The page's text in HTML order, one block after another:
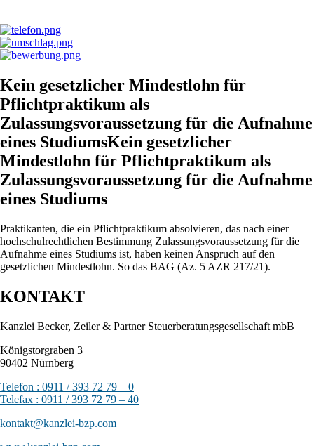
Kein gesetzlicher Mindestlohn für
Pflichtpraktikum als
Zulassungsvoraussetzung für die Aufnahme
eines StudiumsKein gesetzlicher
Mindestlohn für Pflichtpraktikum als
Zulassungsvoraussetzung für die Aufnahme
eines Studiums
Praktikanten, die ein Pflichtpraktikum absolvieren, das nach einer
hochschulrechtlichen Bestimmung Zulassungsvoraussetzung für die
Aufnahme eines Studiums ist, haben keinen Anspruch auf den
gesetzlichen Mindestlohn. So das BAG (Az. 5 AZR 217/21).
KONTAKT
Kanzlei Becker, Zeiler & Partner Steuerberatungsgesellschaft mbB
Königstorgraben 3
90402 Nürnberg
Telefon : 0911 / 393 72 79 – 0
Telefax : 0911 / 393 72 79 – 40
kontakt@kanzlei-bzp.com